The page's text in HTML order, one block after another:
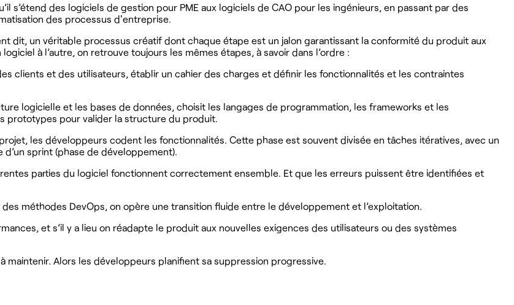
s’étend des logiciels de gestion pour PME aux logiciels de CAO pour les ingénieurs, en passant par des
des processus d'entreprise.
dit, un véritable processus créatif dont chaque étape est un jalon garantissant la conformité du produit aux
à l’autre, on retrouve toujours les mêmes étapes, à savoir dans l’ordre :
clients et des utilisateurs, établir un cahier des charges et définir les fonctionnalités et les contraintes
logicielle et les bases de données, choisit les langages de programmation, les frameworks et les
prototypes pour valider la structure du produit.
les développeurs codent les fonctionnalités. Cette phase est souvent divisée en tâches itératives, avec un
sprint (phase de développement).
parties du logiciel fonctionnent correctement ensemble. Et que les erreurs puissent être identifiées et
des méthodes DevOps, on opère une transition fluide entre le développement et l’exploitation.
et s’il y a lieu on réadapte le produit aux nouvelles exigences des utilisateurs ou des systèmes
Alors les développeurs planifient sa suppression progressive.